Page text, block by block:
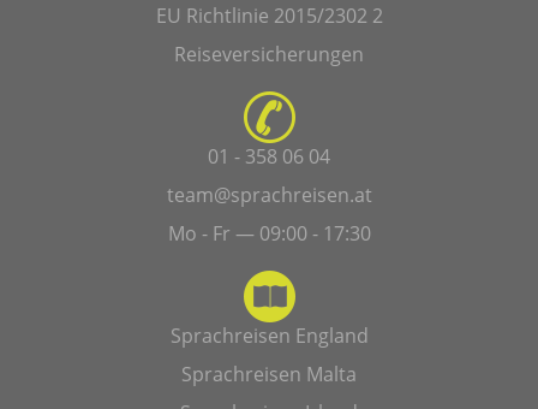
EU Richtlinie 2015/2302 2
Reiseversicherungen
01 - 358 06 04
team@sprachreisen.at
Mo - Fr — 09:00 - 17:30
Sprachreisen England
Sprachreisen Malta